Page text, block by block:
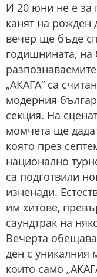
И 20 юни не е за
канят на рожден
вечер ще бъде
годишнината, на
„АКАГА“ са
модерния
секция. На
момчета ще
която през
национално
са подготвили
изненади.
им хитове,
саундтрак на
Вечерта
ден с уникалния
които само